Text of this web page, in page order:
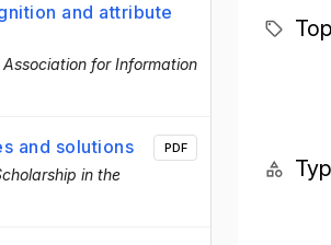
and attribute
for Information
and solutions
in the
PDF